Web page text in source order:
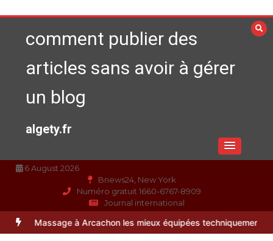
au
contenucomment publier des
articles sans avoir à gérer
un blog
algety.fr
6 August 2026
Bnews24, New York
Numéro gratuit 1660-6767-8909
Journal international
à Arcachon les mieux équipées techniquement ? Paysagiste à